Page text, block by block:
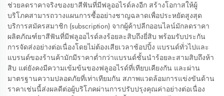
ช่วยลดราคาจริงของยาสีฟันที่มีฟลูออไรด์ลงอีก สร้างโอกาสให้ผู้
บริโภคสามารถวางแผนการซื้ออย่างชาญฉลาดเพื่อประหยัดสูงสุด
บริการสมัครสมาชิก (subscription) จากผู้ค้าปลีกออนไลน์มักลดราคา
ผลิตภัณฑ์ยาสีฟันที่มีฟลูออไรด์ลงร้อยละสิบถึงยี่สิบ พร้อมรับประกัน
การจัดส่งอย่างต่อเนื่องโดยไม่ต้องเสียเวลาช้อปปิ้ง แบรนด์ทั่วไปและ
แบรนด์ของร้านค้ามักมีราคาต่ำกว่าแบรนด์ชั้นนำร้อยละสามสิบถึงห้า
สิบ แต่ยังคงมีความเข้มข้นของฟลูออไรด์ที่เทียบเคียงกัน และผ่าน
มาตรฐานความปลอดภัยที่เท่าเทียมกัน สภาพแวดล้อมการแข่งขันด้าน
ราคาเช่นนี้ส่งผลดีต่อผู้บริโภคผ่านการปรับปรุงคุณค่าอย่างต่อเนื่อง